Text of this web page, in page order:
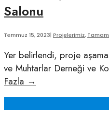
Salonu
Temmuz 15, 2023| Projelerimiz,
Yer belirlendi, proje
ve Muhtarlar Derneği ve
Fazla →
Yaşam
Merkezi